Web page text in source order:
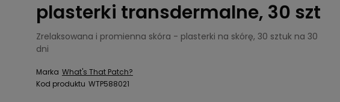
plasterki transdermalne, 30 szt
Zrelaksowana i promienna skóra - plasterki na skórę, 30 sztuk na 30
dni
Marka What's That Patch?
Kod produktu WTP588021